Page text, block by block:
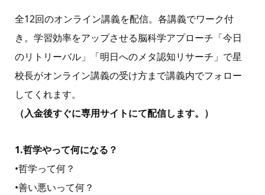
全12回のオンライン講義を配信。各講義でワーク付
き。学習効率をアップさせる脳科学アプローチ「今⽇
のリトリーバル」「明⽇へのメタ認知リサーチ」で星
校⻑がオンライン講義の受け⽅まで講義内でフォロー
してくれます。
（入金後すぐに専用サイトにて配信します。）
1.哲学やって何になる？
•哲学って何？
•善い悪いって何？